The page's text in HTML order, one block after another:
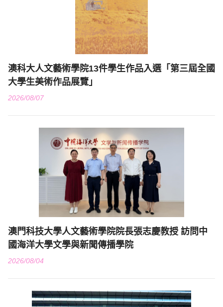
澳科大人文藝術學院13件學生作品入選「第三屆全國
大學生美術作品展覽」
2026/08/07
澳門科技大學人文藝術學院院長張志慶教授 訪問中
國海洋大學文學與新聞傳播學院
2026/08/04